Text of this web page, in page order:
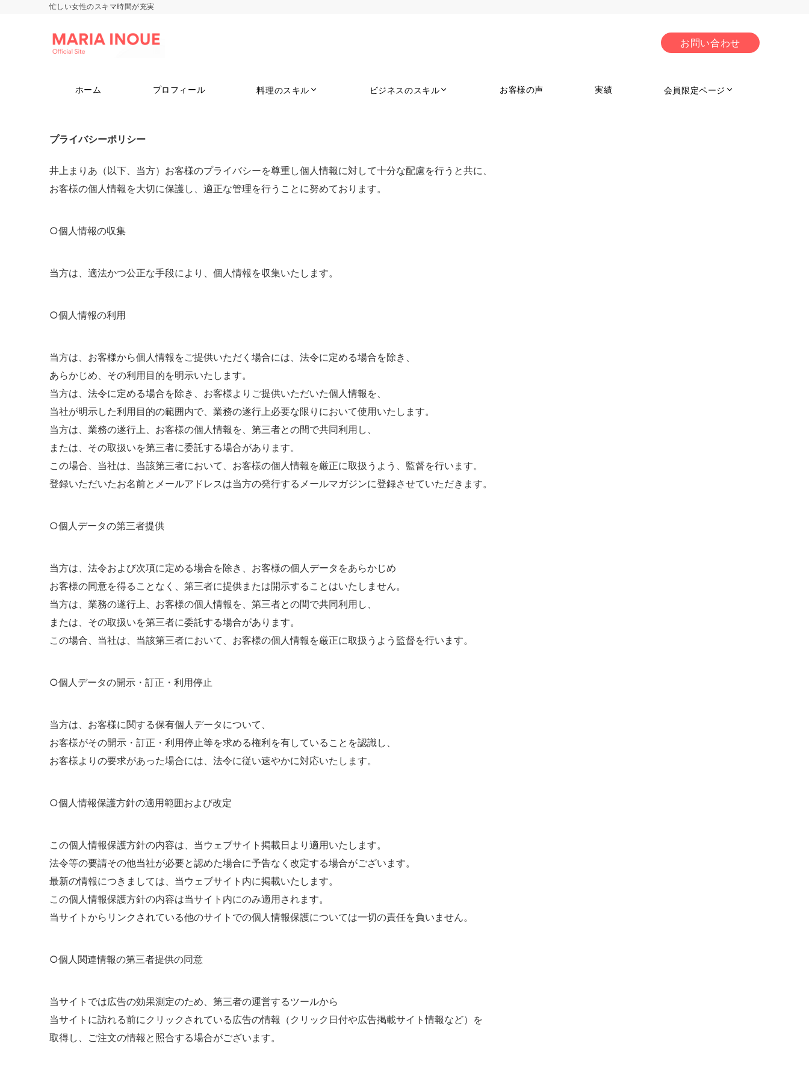
忙しい女性のスキマ時間が充実
お問い合わせ
ホーム プロフィール 料理のスキル ビジネスのスキル お客様の声 実績 会員限定ページ
プライバシーポリシー
井上まりあ（以下、当方）お客様のプライバシーを尊重し個人情報に対して十分な配慮を行うと共に、
お客様の個人情報を大切に保護し、適正な管理を行うことに努めております。
○個人情報の収集
当方は、適法かつ公正な手段により、個人情報を収集いたします。
○個人情報の利用
当方は、お客様から個人情報をご提供いただく場合には、法令に定める場合を除き、
あらかじめ、その利用目的を明示いたします。
当方は、法令に定める場合を除き、お客様よりご提供いただいた個人情報を、
当社が明示した利用目的の範囲内で、業務の遂行上必要な限りにおいて使用いたします。
当方は、業務の遂行上、お客様の個人情報を、第三者との間で共同利用し、
または、その取扱いを第三者に委託する場合があります。
この場合、当社は、当該第三者において、お客様の個人情報を厳正に取扱うよう、監督を行います。
登録いただいたお名前とメールアドレスは当方の発行するメールマガジンに登録させていただきます。
○個人データの第三者提供
当方は、法令および次項に定める場合を除き、お客様の個人データをあらかじめ
お客様の同意を得ることなく、第三者に提供または開示することはいたしません。
当方は、業務の遂行上、お客様の個人情報を、第三者との間で共同利用し、
または、その取扱いを第三者に委託する場合があります。
この場合、当社は、当該第三者において、お客様の個人情報を厳正に取扱うよう監督を行います。
○個人データの開示・訂正・利用停止
当方は、お客様に関する保有個人データについて、
お客様がその開示・訂正・利用停止等を求める権利を有していることを認識し、
お客様よりの要求があった場合には、法令に従い速やかに対応いたします。
○個人情報保護方針の適用範囲および改定
この個人情報保護方針の内容は、当ウェブサイト掲載日より適用いたします。
法令等の要請その他当社が必要と認めた場合に予告なく改定する場合がございます。
最新の情報につきましては、当ウェブサイト内に掲載いたします。
この個人情報保護方針の内容は当サイト内にのみ適用されます。
当サイトからリンクされている他のサイトでの個人情報保護については一切の責任を負いません。
○個人関連情報の第三者提供の同意
当サイトでは広告の効果測定のため、第三者の運営するツールから
当サイトに訪れる前にクリックされている広告の情報（クリック日付や広告掲載サイト情報など）を
取得し、ご注文の情報と照合する場合がございます。